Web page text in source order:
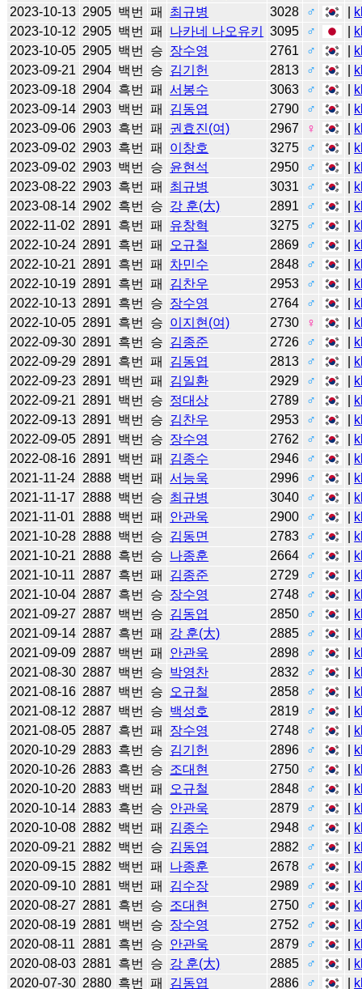
2023-10-13 2905 백번 패 최규병 3028 ♂
2023-10-12 2905 백번 패 나카네 나오유키 3095 ♂
2023-10-05 2905 백번 승 장수영 2761 ♂
2023-09-21 2904 백번 승 김기헌 2813 ♂
2023-09-18 2904 흑번 패 서봉수 3063 ♂
2023-09-14 2903 백번 패 김동엽 2790 ♂
2023-09-06 2903 흑번 패 권효진(여) 2967 ♀
2023-09-02 2903 흑번 패 이창호 3275 ♂
2023-09-02 2903 백번 승 윤현석 2950 ♂
2023-08-22 2903 흑번 패 최규병 3031 ♂
2023-08-14 2902 흑번 승 강 훈(大) 2891 ♂
2022-11-02
2891 흑번 패 유창혁 3275 ♂
2022-10-24 2891 흑번 패 오규철 2869 ♂
2022-10-21 2891 흑번 패 차민수 2848 ♂
2022-10-19 2891 흑번 패 김찬우 2953 ♂
2022-10-13 2891 흑번 승 장수영 2764 ♂
2022-10-05 2891 흑번 승 이지현(여) 2730 ♀
2022-09-30 2891 흑번 승 김종준 2726 ♂
2022-09-29 2891 흑번 패 김동엽 2813 ♂
2022-09-23 2891 백번 패 김일환 2929 ♂
2022-09-21 2891 백번 승 정대상 2789 ♂
2022-09-13 2891 백번 승 김찬우 2953 ♂
2022-09-05 2891 백번 승 장수영 2762 ♂
2022-08-16 2891 백번 패 김종수 2946 ♂
2021-11-24 2888 백번 패 서능욱 2996 ♂
2021-11-17
2888 백번 승 최규병 3040 ♂
2021-11-01
2888 백번 패 안관욱 2900 ♂
2021-10-28 2888 백번 승 김동면 2783 ♂
2021-10-21 2888 흑번 승 나종훈 2664 ♂
2021-10-11
2887 흑번 패 김종준 2729 ♂
2021-10-04 2887 흑번 승 장수영 2748 ♂
2021-09-27 2887 백번 승 김동엽 2850 ♂
2021-09-14 2887 흑번 패 강 훈(大) 2885 ♂
2021-09-09 2887 백번 패 안관욱 2898 ♂
2021-08-30 2887 백번 승 박영찬 2832 ♂
2021-08-16 2887 백번 승 오규철 2858 ♂
2021-08-12 2887 백번 승 백성호 2819 ♂
2021-08-05 2887 흑번 패 장수영 2748 ♂
2020-10-29 2883 흑번 승 김기헌 2896 ♂
2020-10-26 2883 흑번 승 조대현 2750 ♂
2020-10-20 2883 백번 패 오규철 2848 ♂
2020-10-14 2883 흑번 승 안관욱 2879 ♂
2020-10-08 2882 백번 패 김종수 2948 ♂
2020-09-21 2882 백번 승 김동엽 2882 ♂
2020-09-15 2882 백번 패 나종훈 2678 ♂
2020-09-10 2881 백번 패 김수장 2989 ♂
2020-08-27 2881 흑번 승 조대현 2750 ♂
2020-08-19 2881 백번 승 장수영 2752 ♂
2020-08-11
2881 흑번 승 안관욱 2879 ♂
2020-08-03 2881 흑번 승 강 훈(大) 2885 ♂
2020-07-30 2880 흑번 패 김동엽 2886 ♂